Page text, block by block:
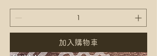
加入購物車